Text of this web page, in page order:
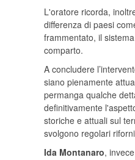
L'oratore ricorda,
differenza di paesi
frammentato, il
comparto.
A concludere
siano pienamente
permanga qualche
definitivamente
storiche e attuali sul
svolgono regolari
Ida Montanaro,